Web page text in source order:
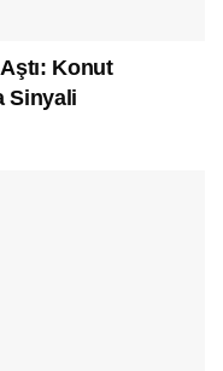
Aştı: Konut
Sinyali